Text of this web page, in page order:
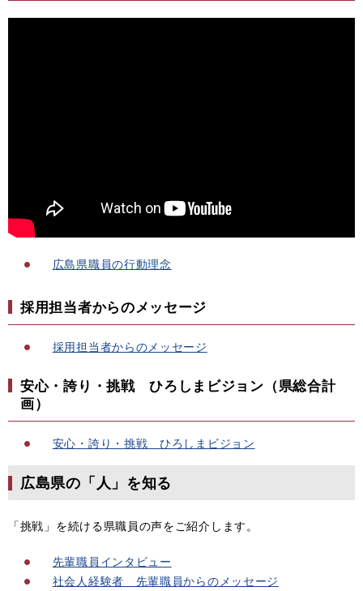
広島県職員の行動理念
採用担当者からのメッセージ
採用担当者からのメッセージ
安心・誇り・挑戦 ひろしまビジョン（県総合計
画）
安心・誇り・挑戦 ひろしまビジョン
広島県の「人」を知る
「挑戦」を続ける県職員の声をご紹介します。
先輩職員インタビュー
社会人経験者 先輩職員からのメッセージ